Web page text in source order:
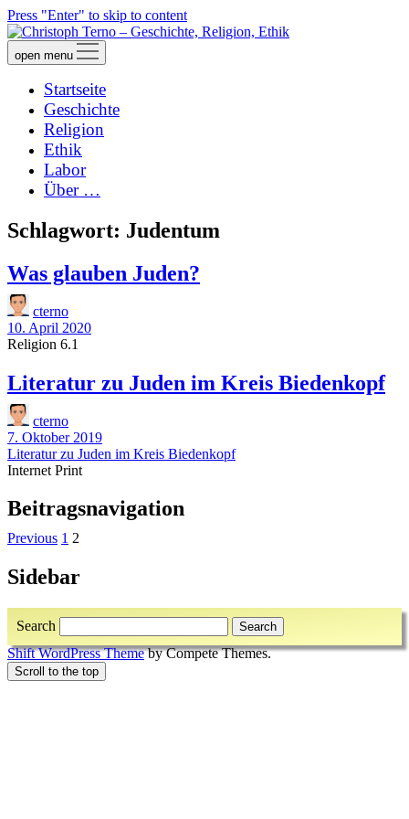
Press "Enter" to skip to content
open menu
Startseite
Geschichte
Religion
Ethik
Labor
Über …
Schlagwort: Judentum
Was glauben Juden?
cterno
10. April 2020
Religion 6.1
Literatur zu Juden im Kreis Biedenkopf
cterno
7. Oktober 2019
Literatur zu Juden im Kreis Biedenkopf
Internet Print
Beitragsnavigation
Previous 1 2
Sidebar
Search
Shift WordPress Themeby Compete Themes.
Scroll to the top